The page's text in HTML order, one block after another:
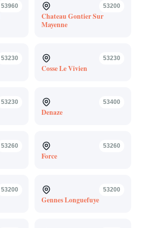
53960 53200
Chateau Gontier Sur
Mayenne
53230 53230
Cosse Le Vivien
53230 53400
Denaze
53260 53260
Force
53200 53200
Gennes Longuefuye